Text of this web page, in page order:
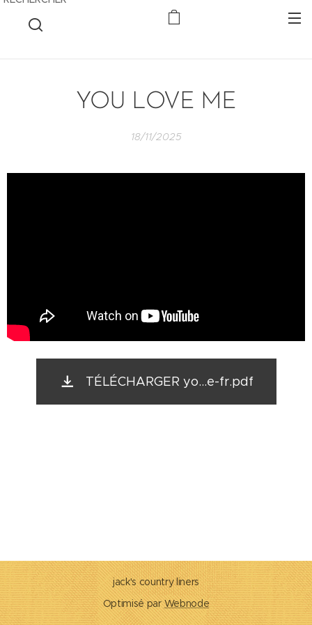
YOU LOVE ME
18/11/2025
TÉLÉCHARGER yo...e-fr.pdf
jack's country liners
Optimisé parWebnode